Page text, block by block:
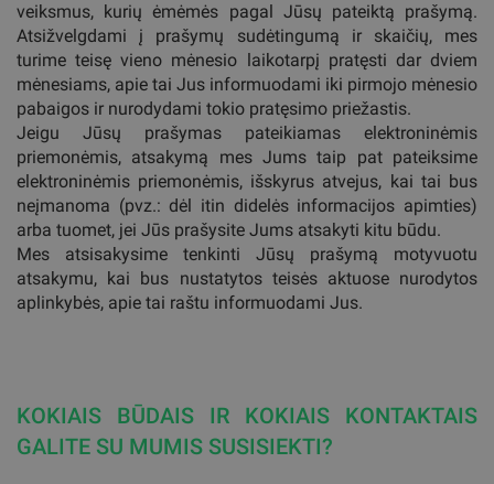
veiksmus, kurių ėmėmės pagal Jūsų pateiktą prašymą.
Atsižvelgdami į prašymų sudėtingumą ir skaičių, mes
turime teisę vieno mėnesio laikotarpį pratęsti dar dviem
mėnesiams, apie tai Jus informuodami iki pirmojo mėnesio
pabaigos ir nurodydami tokio pratęsimo priežastis.
Jeigu Jūsų prašymas pateikiamas elektroninėmis
priemonėmis, atsakymą mes Jums taip pat pateiksime
elektroninėmis priemonėmis, išskyrus atvejus, kai tai bus
neįmanoma (pvz.: dėl itin didelės informacijos apimties)
arba tuomet, jei Jūs prašysite Jums atsakyti kitu būdu.
Mes atsisakysime tenkinti Jūsų prašymą motyvuotu
atsakymu, kai bus nustatytos teisės aktuose nurodytos
aplinkybės, apie tai raštu informuodami Jus.
KOKIAIS BŪDAIS IR KOKIAIS KONTAKTAIS
GALITE SU MUMIS SUSISIEKTI?